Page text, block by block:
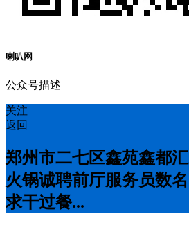
喇叭网
公众号描述
关注
返回
郑州市二七区鑫苑鑫都
火锅诚聘前厅服务员数
求干过餐...